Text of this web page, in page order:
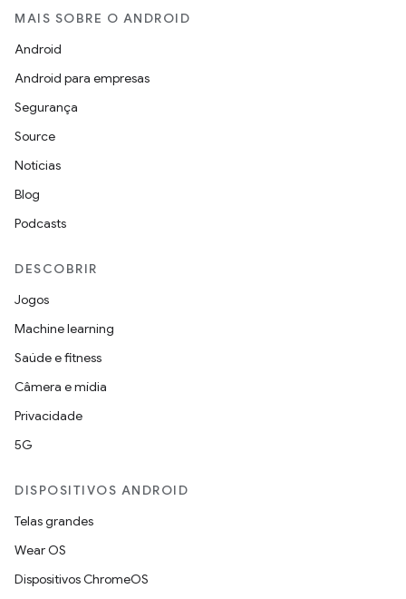
MAIS SOBRE O ANDROID
Android
Android para empresas
Segurança
Source
Notícias
Blog
Podcasts
DESCOBRIR
Jogos
Machine learning
Saúde e fitness
Câmera e mídia
Privacidade
5G
DISPOSITIVOS ANDROID
Telas grandes
Wear OS
Dispositivos ChromeOS